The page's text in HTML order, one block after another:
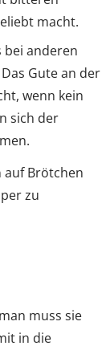
macht.
bei anderen
Gute an der
wenn kein
sich der
auf Brötchen
zu
muss sie
in die